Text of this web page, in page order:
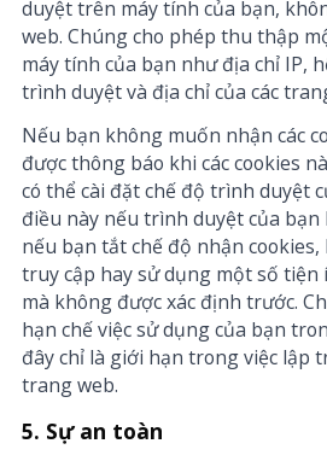
duyệt trên máy tính của bạn,
web. Chúng cho phép thu thập
máy tính của bạn như địa chỉ IP,
trình duyệt và địa chỉ của các
Nếu bạn không muốn nhận các
được thông báo khi các cookies
có thể cài đặt chế độ trình duyệt
điều này nếu trình duyệt của bạn
nếu bạn tắt chế độ nhận
truy cập hay sử dụng một số
mà không được xác định trước.
hạn chế việc sử dụng của bạn
đây chỉ là giới hạn trong việc lập
trang web.
5. Sự an toàn